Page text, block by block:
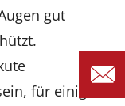
gut
für einige